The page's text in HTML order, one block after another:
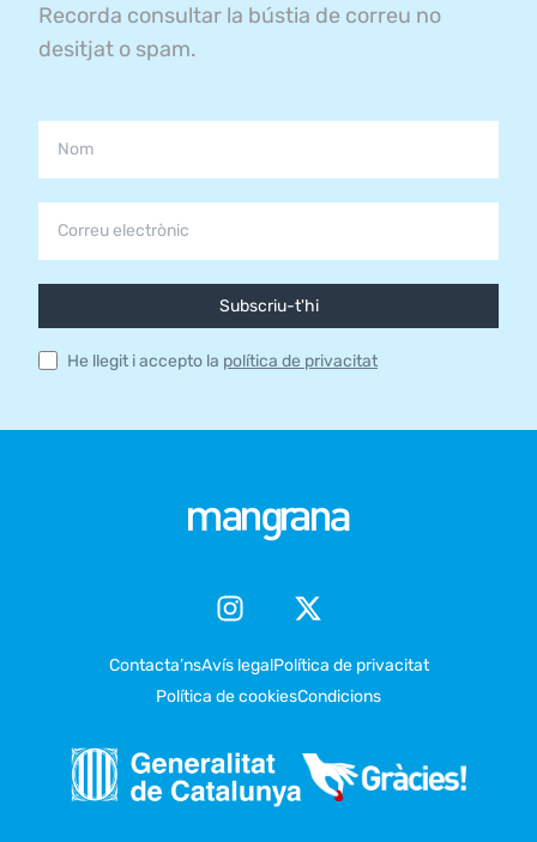
Recorda consultar la bústia de correu no
desitjat o spam.
Subscriu-t'hi
He llegit i accepto la política de privacitat
Contacta’nsAvís legalPolítica de privacitat
Política de cookiesCondicions